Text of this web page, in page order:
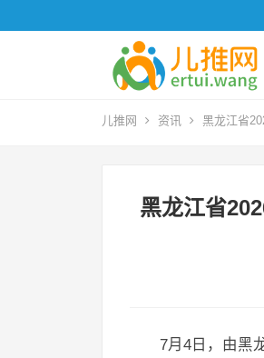
儿推网 资讯 黑龙江省
黑龙江省
7月4日，由黑